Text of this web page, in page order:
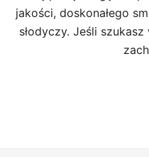
jakości, doskonałego
słodyczy. Jeśli